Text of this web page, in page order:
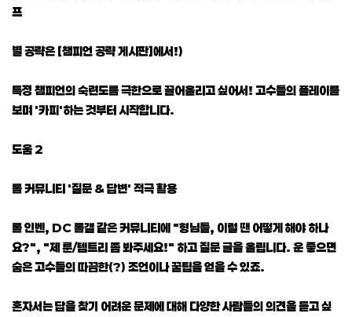
프
별 공략은 [챔피언 공략 게시판]에서!)
특정 챔피언의 숙련도를 극한으로 끌어올리고 싶어서! 고수들의 플레이를
보며 '카피'하는 것부터 시작합니다.
도움 2
롤 커뮤니티 '질문 & 답변' 적극 활용
롤 인벤, DC 롤갤 같은 커뮤니티에 "형님들, 이럴 땐 어떻게 해야 하나
요?", "제 룬/템트리 좀 봐주세요!" 하고 질문 글을 올립니다. 운 좋으면
숨은 고수들의 따끔한(?) 조언이나 꿀팁을 얻을 수 있죠.
혼자서는 답을 찾기 어려운 문제에 대해 다양한 사람들의 의견을 듣고 싶